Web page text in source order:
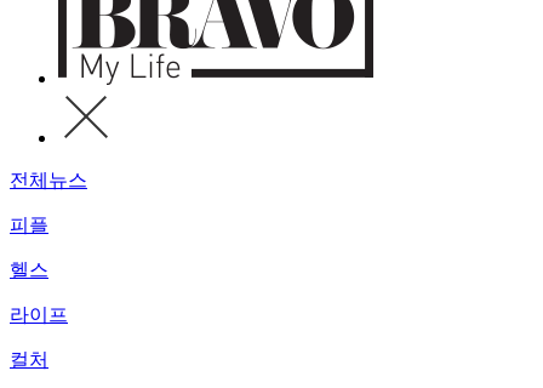
전체뉴스
피플
헬스
라이프
컬처